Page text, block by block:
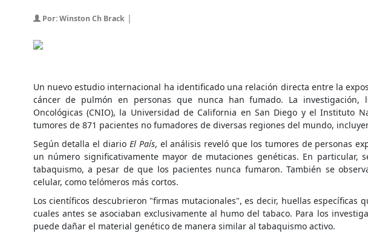
Por: Winston Ch Brack|
Un nuevo estudio internacional ha identificado una relación directa entre la
cáncer de pulmón en personas que nunca han fumado. La investigación,
Oncológicas (CNIO), la Universidad de California en San Diego y el Instituto
tumores de 871 pacientes no fumadores de diversas regiones del mundo,
Según detalla el diario El País, el análisis reveló que los tumores de personas
un número significativamente mayor de mutaciones genéticas. En particular,
tabaquismo, a pesar de que los pacientes nunca fumaron. También se
celular, como telómeros más cortos.
Los científicos descubrieron "firmas mutacionales", es decir, huellas específicas
cuales antes se asociaban exclusivamente al humo del tabaco. Para los
puede dañar el material genético de manera similar al tabaquismo activo.